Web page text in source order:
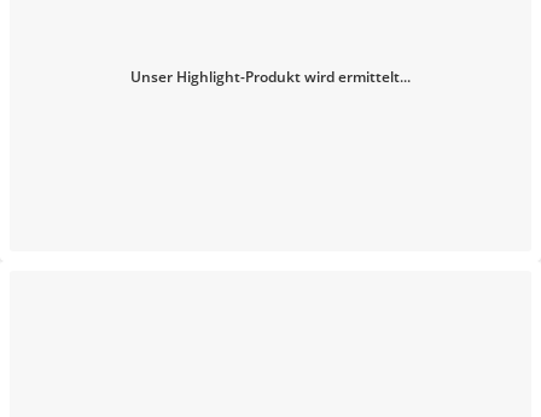
Unser Highlight-Produkt wird ermittelt...